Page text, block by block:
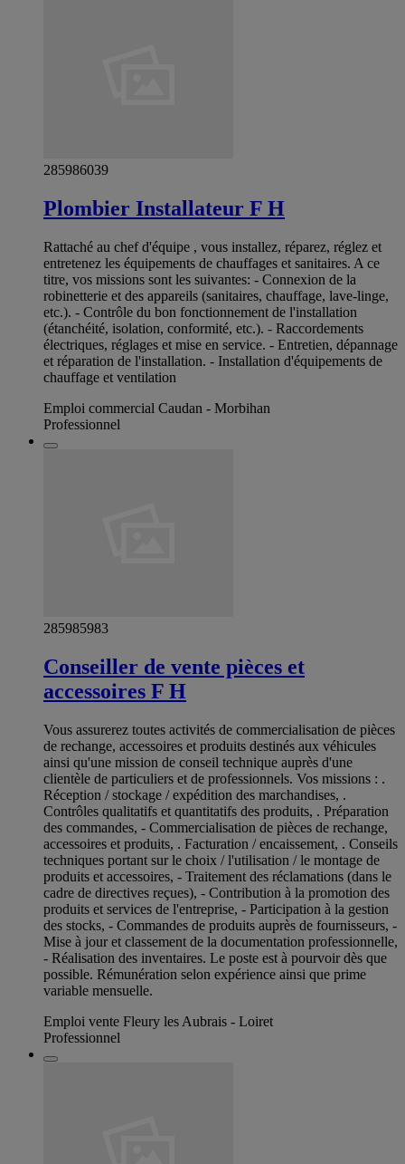
285986039
Plombier Installateur F H
Rattaché au chef d'équipe , vous installez, réparez, réglez et
entretenez les équipements de chauffages et sanitaires. A ce
titre, vos missions sont les suivantes: - Connexion de la
robinetterie et des appareils (sanitaires, chauffage, lave-linge,
etc.). - Contrôle du bon fonctionnement de l'installation
(étanchéité, isolation, conformité, etc.). - Raccordements
électriques, réglages et mise en service. - Entretien, dépannage
et réparation de l'installation. - Installation d'équipements de
chauffage et ventilation
Emploi commercial Caudan - Morbihan
Professionnel
285985983
Conseiller de vente pièces et
accessoires F H
Vous assurerez toutes activités de commercialisation de pièces
de rechange, accessoires et produits destinés aux véhicules
ainsi qu'une mission de conseil technique auprès d'une
clientèle de particuliers et de professionnels. Vos missions : .
Réception / stockage / expédition des marchandises, .
Contrôles qualitatifs et quantitatifs des produits, . Préparation
des commandes, - Commercialisation de pièces de rechange,
accessoires et produits, . Facturation / encaissement, . Conseils
techniques portant sur le choix / l'utilisation / le montage de
produits et accessoires, - Traitement des réclamations (dans le
cadre de directives reçues), - Contribution à la promotion des
produits et services de l'entreprise, - Participation à la gestion
des stocks, - Commandes de produits auprès de fournisseurs, -
Mise à jour et classement de la documentation professionnelle,
- Réalisation des inventaires. Le poste est à pourvoir dès que
possible. Rémunération selon expérience ainsi que prime
variable mensuelle.
Emploi vente Fleury les Aubrais - Loiret
Professionnel